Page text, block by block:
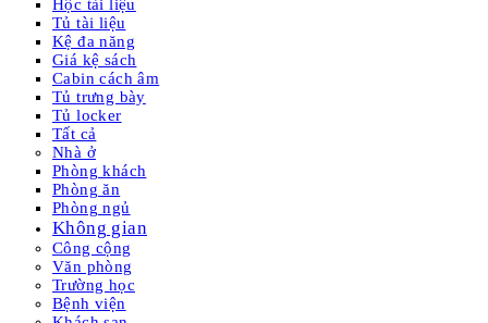
Hộc tài liệu
Tủ tài liệu
Kệ đa năng
Giá kệ sách
Cabin cách âm
Tủ trưng bày
Tủ locker
Tất cả
Nhà ở
Phòng khách
Phòng ăn
Phòng ngủ
Không gian
Công cộng
Văn phòng
Trường học
Bệnh viện